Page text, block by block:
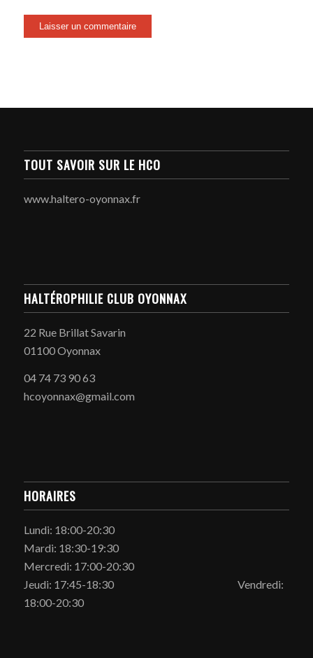
TOUT SAVOIR SUR LE HCO
www.haltero-oyonnax.fr
HALTÉROPHILIE CLUB OYONNAX
22 Rue Brillat Savarin
01100 Oyonnax
04 74 73 90 63
hcoyonnax@gmail.com
HORAIRES
Lundi: 18:00-20:30
Mardi: 18:30-19:30
Mercredi: 17:00-20:30
Jeudi: 17:45-18:30 Vendredi:
18:00-20:30